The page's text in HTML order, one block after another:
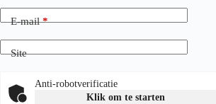
E-mail*
Site
Anti-robotverificatie
Klik om te starten